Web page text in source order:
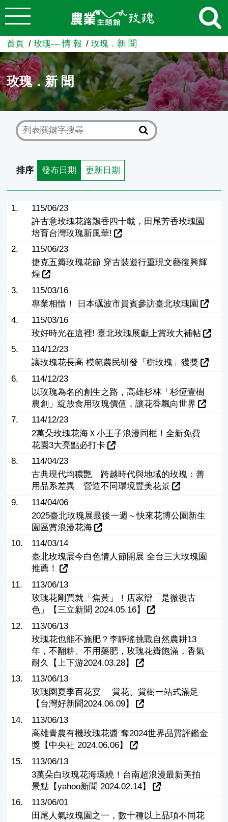
跳到主要內容
農業知識入口網
首頁 玫瑰— 情 報 玫瑰．新 聞
玫瑰．新 聞
排序 發布日期 更新日期
1.
115/06/23
許古意玫瑰花路飄香四十載，田尾芳香玫瑰園
培育台灣玫瑰新風華!
2.
115/06/23
捷克五瓣玫瑰花節 穿古裝遊行重現文藝復興輝
煌
3.
115/03/16
專業相惜！ 日本礪波市貴賓參訪臺北玫瑰園
4.
115/03/16
玫好時光在這裡! 臺北玫瑰展獻上賞玫大補帖
5.
114/12/23
讓玫瑰花長高 模範農民研發「樹玫瑰」獲獎
6.
114/12/23
以玫瑰為名的創生之路，高雄杉林「杉恆壹樹
農創」綻放食用玫瑰價值，讓花香飄向世界
7.
114/12/23
2萬朵玫瑰花海Ｘ小王子浪漫同框！全新免費
花園3大亮點必打卡
8.
114/04/23
古典現代均穠艷 跨越時代與地域的玫瑰：善
用品系差異 營造不同環境豐美花景
9.
114/04/06
2025臺北玫瑰展最後一週～快來花博公園新生
園區賞浪漫花海
10.
114/03/14
臺北玫瑰展今白色情人節開展 全台三大玫瑰園
推薦！
11.
113/06/13
玫瑰花剛買就「焦黃」！店家辯「是微復古
色」【三立新聞 2024.05.16】
12.
113/06/13
玫瑰花也能不施肥？李靜瑤挑戰自然農耕13
年，不翻耕、不用藥肥，玫瑰花瓣飽滿，香氣
耐久【上下游2024.03.28】
13.
113/06/13
玫瑰園夏季百花宴 賞花、賞樹一站式滿足
【台灣好新聞2024.06.09】
14.
113/06/13
高雄青農有機玫瑰花醬 奪2024世界品質評鑑金
獎【中央社 2024.06.06】
15.
113/06/13
3萬朵白玫瑰花海環繞！台南超浪漫最新美拍
景點【yahoo新聞 2024.02.14】
16.
113/06/01
田尾人氣玫瑰園之一，數十種以上品項不同花